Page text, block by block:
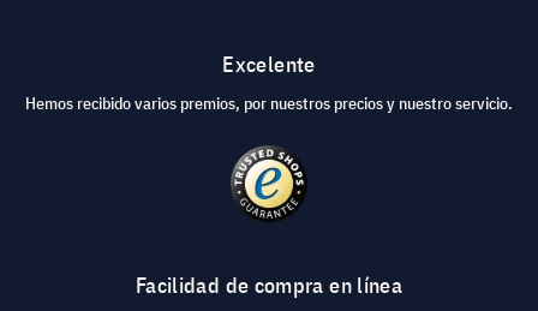
Excelente
Hemos recibido varios premios, por nuestros precios y nuestro servicio.
Facilidad de compra en línea